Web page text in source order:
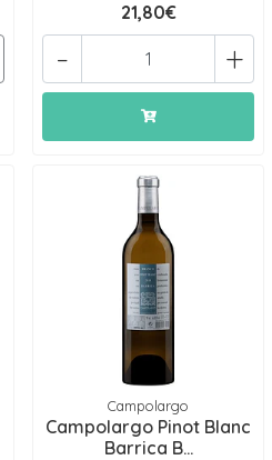
21,80€
+
-
Campolargo
Campolargo Pinot Blanc
Barrica B...